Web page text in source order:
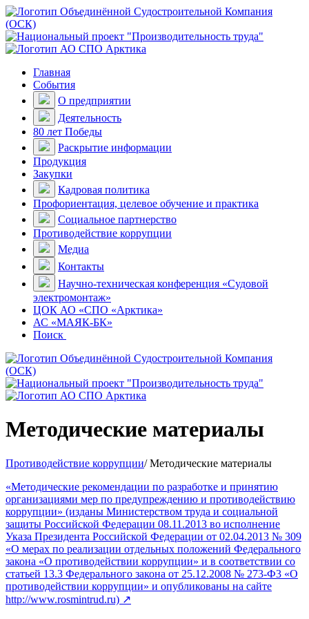
Главная
События
О предприятии
Деятельность
80 лет Победы
Раскрытие информации
Продукция
Закупки
Кадровая политика
Профориентация, целевое обучение и практика
Социальное партнерство
Противодействие коррупции
Медиа
Контакты
Научно-техническая конференция «Судовой
электромонтаж»
ЦОК АО «СПО «Арктика»
АС «МАЯК-БК»
Поиск
Методические материалы
Противодействие коррупции/Методические материалы
«Методические рекомендации по разработке и принятию
организациями мер по предупреждению и противодействию
коррупции» (изданы Министерством труда и социальной
защиты Российской Федерации 08.11.2013 во исполнение
Указа Президента Российской Федерации от 02.04.2013 № 309
«О мерах по реализации отдельных положений Федерального
закона «О противодействии коррупции» и в соответствии со
статьей 13.3 Федерального закона от 25.12.2008 № 273-Ф3 «О
противодействии коррупции» и опубликованы на сайте
http://www.rosmintrud.ru) ↗︎